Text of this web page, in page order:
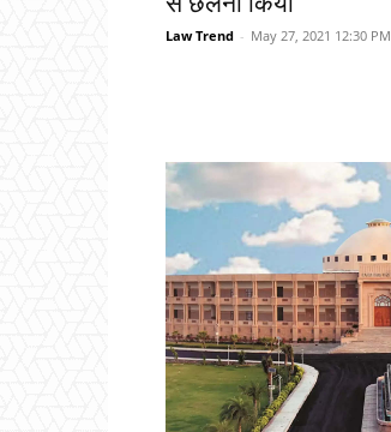
Law Trend - May 27, 2021 12:30 PM